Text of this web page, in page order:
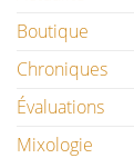
Boutique
Chroniques
Évaluations
Mixologie